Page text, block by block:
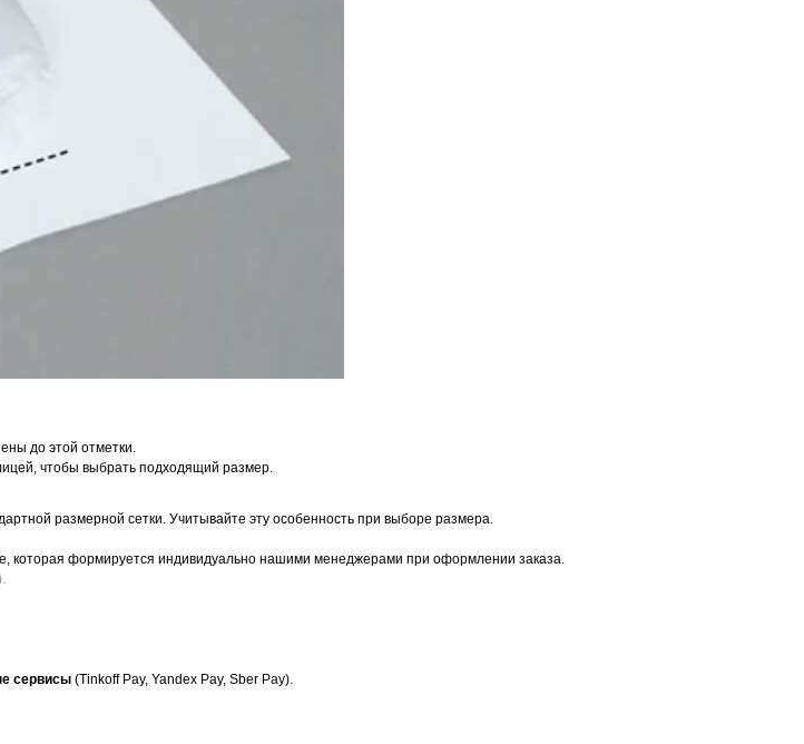
до этой отметки.
чтобы выбрать подходящий размер.
размерной сетки. Учитывайте эту особенность при выборе размера.
которая формируется индивидуально нашими менеджерами при оформлении заказа.
сервисы (Tinkoff Pay, Yandex Pay, Sber Pay).